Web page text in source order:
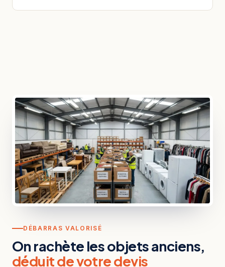
DÉBARRAS VALORISÉ
On rachète les objets anciens,
déduit de votre devis